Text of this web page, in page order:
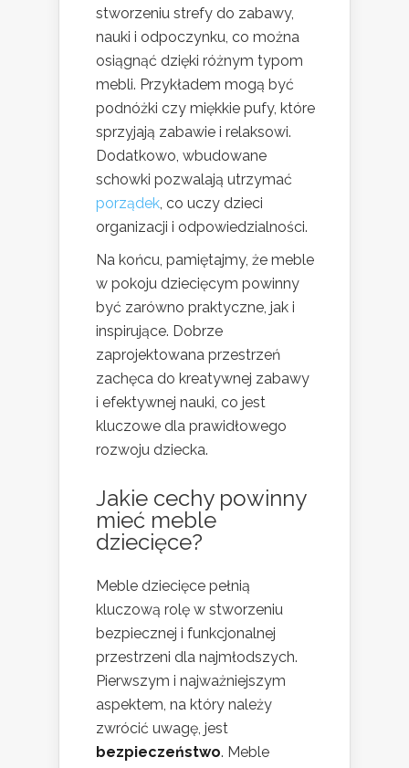
stworzeniu strefy do zabawy,
nauki i odpoczynku, co można
osiągnąć dzięki różnym typom
mebli. Przykładem mogą być
podnóżki czy miękkie pufy, które
sprzyjają zabawie i relaksowi.
Dodatkowo, wbudowane
schowki pozwalają utrzymać
porządek, co uczy dzieci
organizacji i odpowiedzialności.
Na końcu, pamiętajmy, że meble
w pokoju dziecięcym powinny
być zarówno praktyczne, jak i
inspirujące. Dobrze
zaprojektowana przestrzeń
zachęca do kreatywnej zabawy
i efektywnej nauki, co jest
kluczowe dla prawidłowego
rozwoju dziecka.
Jakie cechy powinny
mieć meble
dziecięce?
Meble dziecięce pełnią
kluczową rolę w stworzeniu
bezpiecznej i funkcjonalnej
przestrzeni dla najmłodszych.
Pierwszym i najważniejszym
aspektem, na który należy
zwrócić uwagę, jest
bezpieczeństwo. Meble